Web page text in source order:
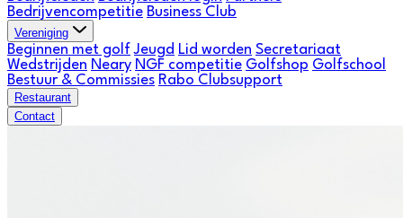
Bedrijvencompetitie Business Club
Vereniging
Beginnen met golf Jeugd Lid worden Secretariaat
Wedstrijden Neary NGF competitie Golfshop Golfschool
Bestuur & Commissies Rabo Clubsupport
Restaurant
Contact